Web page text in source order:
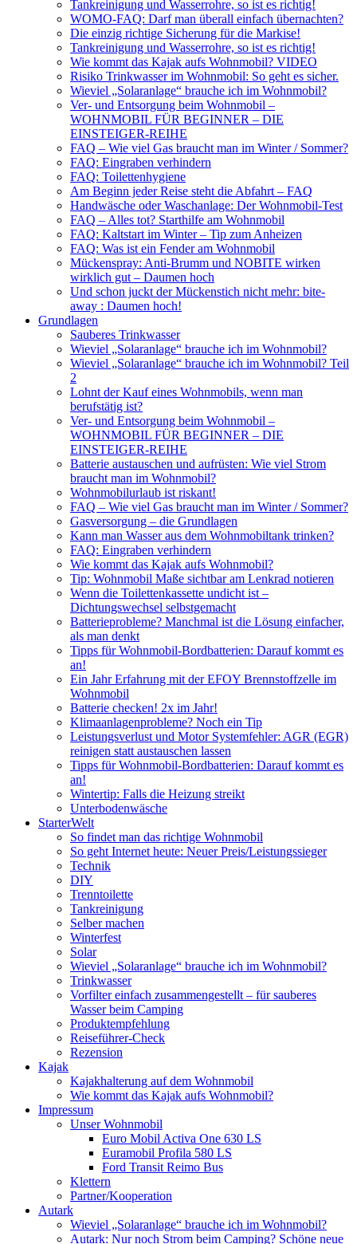
Tankreinigung und Wasserrohre, so ist es richtig!
WOMO-FAQ: Darf man überall einfach übernachten?
Die einzig richtige Sicherung für die Markise!
Tankreinigung und Wasserrohre, so ist es richtig!
Wie kommt das Kajak aufs Wohnmobil? VIDEO
Risiko Trinkwasser im Wohnmobil: So geht es sicher.
Wieviel „Solaranlage“ brauche ich im Wohnmobil?
Ver- und Entsorgung beim Wohnmobil –
WOHNMOBIL FÜR BEGINNER – DIE
EINSTEIGER-REIHE
FAQ – Wie viel Gas braucht man im Winter / Sommer?
FAQ: Eingraben verhindern
FAQ: Toilettenhygiene
Am Beginn jeder Reise steht die Abfahrt – FAQ
Handwäsche oder Waschanlage: Der Wohnmobil-Test
FAQ – Alles tot? Starthilfe am Wohnmobil
FAQ: Kaltstart im Winter – Tip zum Anheizen
FAQ: Was ist ein Fender am Wohnmobil
Mückenspray: Anti-Brumm und NOBITE wirken
wirklich gut – Daumen hoch
Und schon juckt der Mückenstich nicht mehr: bite-
away : Daumen hoch!
Grundlagen
Sauberes Trinkwasser
Wieviel „Solaranlage“ brauche ich im Wohnmobil?
Wieviel „Solaranlage“ brauche ich im Wohnmobil? Teil
2
Lohnt der Kauf eines Wohnmobils, wenn man
berufstätig ist?
Ver- und Entsorgung beim Wohnmobil –
WOHNMOBIL FÜR BEGINNER – DIE
EINSTEIGER-REIHE
Batterie austauschen und aufrüsten: Wie viel Strom
braucht man im Wohnmobil?
Wohnmobilurlaub ist riskant!
FAQ – Wie viel Gas braucht man im Winter / Sommer?
Gasversorgung – die Grundlagen
Kann man Wasser aus dem Wohnmobiltank trinken?
FAQ: Eingraben verhindern
Wie kommt das Kajak aufs Wohnmobil?
Tip: Wohnmobil Maße sichtbar am Lenkrad notieren
Wenn die Toilettenkassette undicht ist –
Dichtungswechsel selbstgemacht
Batterieprobleme? Manchmal ist die Lösung einfacher,
als man denkt
Tipps für Wohnmobil-Bordbatterien: Darauf kommt es
an!
Ein Jahr Erfahrung mit der EFOY Brennstoffzelle im
Wohnmobil
Batterie checken! 2x im Jahr!
Klimaanlagenprobleme? Noch ein Tip
Leistungsverlust und Motor Systemfehler: AGR (EGR)
reinigen statt austauschen lassen
Tipps für Wohnmobil-Bordbatterien: Darauf kommt es
an!
Wintertip: Falls die Heizung streikt
Unterbodenwäsche
StarterWelt
So findet man das richtige Wohnmobil
So geht Internet heute: Neuer Preis/Leistungssieger
Technik
DIY
Trenntoilette
Tankreinigung
Selber machen
Winterfest
Solar
Wieviel „Solaranlage“ brauche ich im Wohnmobil?
Trinkwasser
Vorfilter einfach zusammengestellt – für sauberes
Wasser beim Camping
Produktempfehlung
Reiseführer-Check
Rezension
Kajak
Kajakhalterung auf dem Wohnmobil
Wie kommt das Kajak aufs Wohnmobil?
Impressum
Unser Wohnmobil
Euro Mobil Activa One 630 LS
Euramobil Profila 580 LS
Ford Transit Reimo Bus
Klettern
Partner/Kooperation
Autark
Wieviel „Solaranlage“ brauche ich im Wohnmobil?
Autark: Nur noch Strom beim Camping? Schöne neue